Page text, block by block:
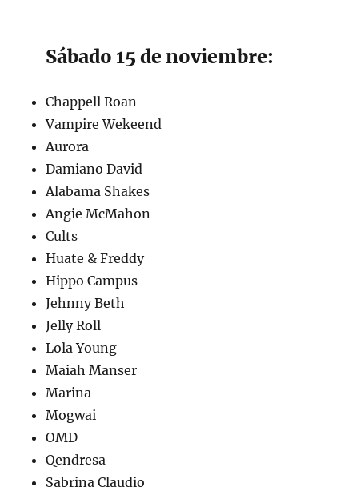
Sábado 15 de noviembre:
Chappell Roan
Vampire Wekeend
Aurora
Damiano David
Alabama Shakes
Angie McMahon
Cults
Huate & Freddy
Hippo Campus
Jehnny Beth
Jelly Roll
Lola Young
Maiah Manser
Marina
Mogwai
OMD
Qendresa
Sabrina Claudio